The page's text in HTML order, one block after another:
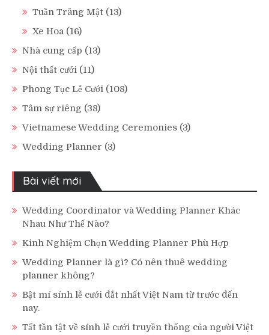
Tuần Trăng Mật (13)
Xe Hoa (16)
Nhà cung cấp (13)
Nội thất cưới (11)
Phong Tục Lễ Cưới (108)
Tâm sự riêng (38)
Vietnamese Wedding Ceremonies (3)
Wedding Planner (3)
Bài viết mới
Wedding Coordinator và Wedding Planner Khác
Nhau Như Thế Nào?
Kinh Nghiệm Chọn Wedding Planner Phù Hợp
Wedding Planner là gì? Có nên thuê wedding
planner không?
Bật mí sính lễ cưới đắt nhất Việt Nam từ trước đến
nay.
Tất tần tật về sính lễ cưới truyền thống của người Việt